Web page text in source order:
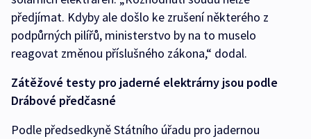
předjímat. Kdyby ale došlo ke zrušení některého z
podpůrných pilířů, ministerstvo by na to muselo
reagovat změnou příslušného zákona,“ dodal.
Zátěžové testy pro jaderné elektrárny jsou podle
Drábové předčasné
Podle předsedkyně Státního úřadu pro jadernou